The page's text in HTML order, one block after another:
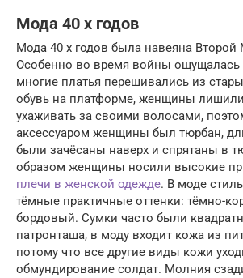
Мода 40 х годов
Мода 40 х годов была навеяна
Особенно во время войны ощущалась
многие платья перешивались из
обувь на платформе, женщины
ухаживать за своими волосами,
аксессуаром женщины был тюрбан,
были зачёсаны наверх и спрятаны в
образом женщины носили высокие
плечи в женской одежде. В моде
тёмные практичные оттенки: тёмно-
бордовый. Сумки часто были
патронташа, в моду входит кожа из
потому что все другие виды кожи
обмундирование солдат. Молния